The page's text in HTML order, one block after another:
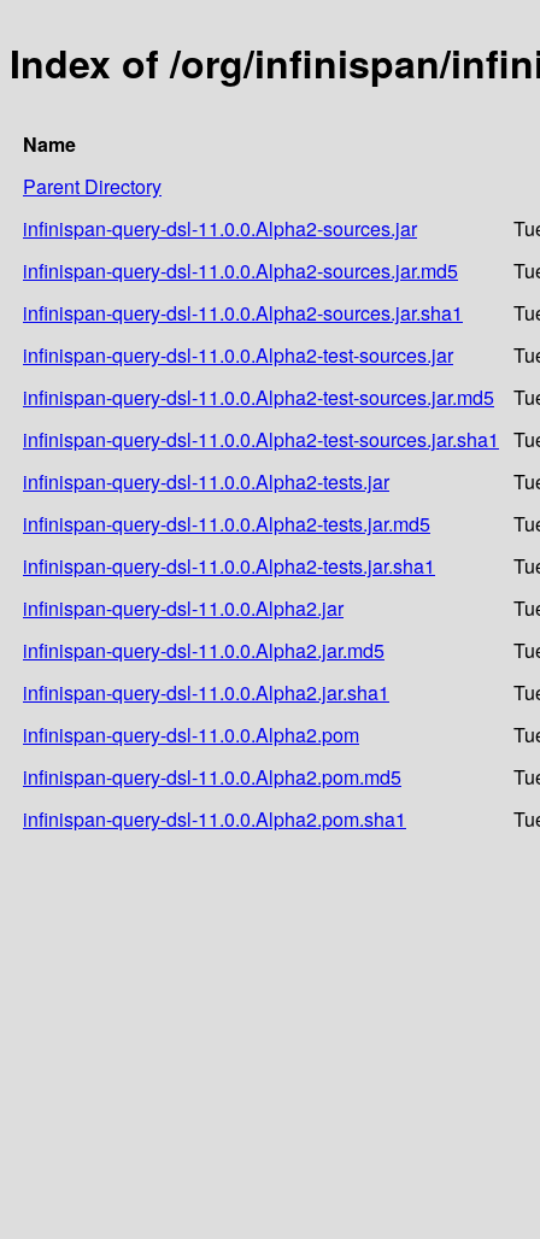
Index of /org/infinispan/
Name
Parent Directory
infinispan-query-dsl-11.0.0.Alpha2-sources.jar
infinispan-query-dsl-11.0.0.Alpha2-sources.jar.md5
infinispan-query-dsl-11.0.0.Alpha2-sources.jar.sha1
infinispan-query-dsl-11.0.0.Alpha2-test-sources.jar
infinispan-query-dsl-11.0.0.Alpha2-test-sources.jar.md5
infinispan-query-dsl-11.0.0.Alpha2-test-sources.jar.sha1
infinispan-query-dsl-11.0.0.Alpha2-tests.jar
infinispan-query-dsl-11.0.0.Alpha2-tests.jar.md5
infinispan-query-dsl-11.0.0.Alpha2-tests.jar.sha1
infinispan-query-dsl-11.0.0.Alpha2.jar
infinispan-query-dsl-11.0.0.Alpha2.jar.md5
infinispan-query-dsl-11.0.0.Alpha2.jar.sha1
infinispan-query-dsl-11.0.0.Alpha2.pom
infinispan-query-dsl-11.0.0.Alpha2.pom.md5
infinispan-query-dsl-11.0.0.Alpha2.pom.sha1